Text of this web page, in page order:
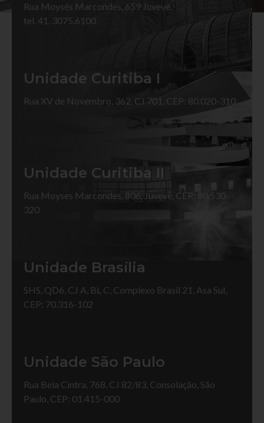
Rua Moysés Marcondes, 659 Juvevê.
tel. 41. 3075.6100
Unidade Curitiba I
Rua XV de Novembro, 362, CJ 701, CEP: 80.020-310
Unidade Curitiba II
Rua Moyses Marcondes, 806, Juvevê, CEP: 80.530-
320
Unidade Brasília
SHS, QD6, CJ A, BL C, Complexo Brasil 21, Asa Sul,
CEP: 70.316-102
Unidade São Paulo
Rua Bela Cintra, 768, CJ 82/83, Consolação, São
Paulo, CEP: 01.415-000